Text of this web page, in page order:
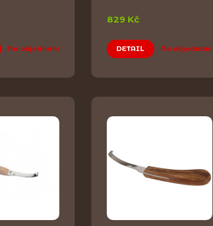
Na objednání
829 Kč
DETAIL Na objednání